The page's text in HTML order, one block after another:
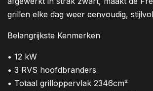
grillen elke dag weer eenvoudig,
Belangrijkste Kenmerken
• 12 kW
• 3 RVS hoofdbranders
• Totaal grilloppervlak 2346cm²